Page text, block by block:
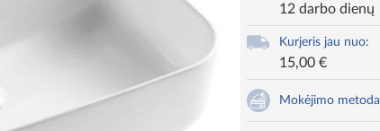
12 darbo dienų
Kurjeris jau nuo:
15,00 €
Mokėjimo